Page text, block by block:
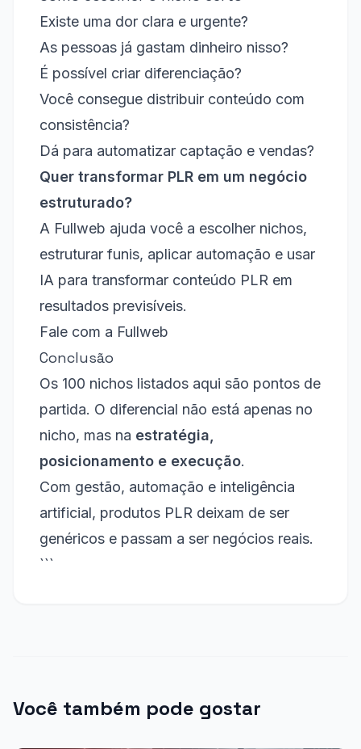
Existe uma dor clara e urgente?
As pessoas já gastam dinheiro nisso?
É possível criar diferenciação?
Você consegue distribuir conteúdo com
consistência?
Dá para automatizar captação e vendas?
Quer transformar PLR em um negócio
estruturado?
A Fullweb ajuda você a escolher nichos,
estruturar funis, aplicar automação e usar
IA para transformar conteúdo PLR em
resultados previsíveis.
Fale com a Fullweb
Conclusão
Os 100 nichos listados aqui são pontos de
partida. O diferencial não está apenas no
nicho, mas na estratégia,
posicionamento e execução.
Com gestão, automação e inteligência
artificial, produtos PLR deixam de ser
genéricos e passam a ser negócios reais.
```
Você também pode gostar